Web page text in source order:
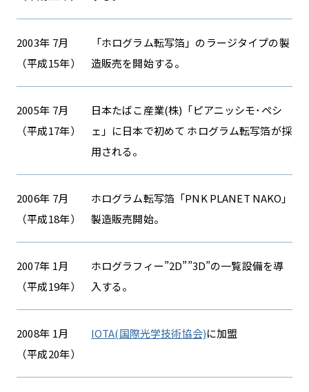
2003年 7月
（平成15年）
「ホログラム転写箔」のラージタイプの製
造販売を開始する。
2005年 7月
（平成17年）
日本たばこ産業(株)「ピアニッシモ･ペシ
ェ」に日本で初めて ホログラム転写箔が採
用される。
2006年 7月
（平成18年）
ホログラム転写箔「PNK PLANET NAKO」
製造販売開始。
2007年 1月
（平成19年）
ホログラフィー”2D””3D”の一覧設備を導
入する。
2008年 1月
（平成20年）
IOTA(国際光学技術協会)に加盟